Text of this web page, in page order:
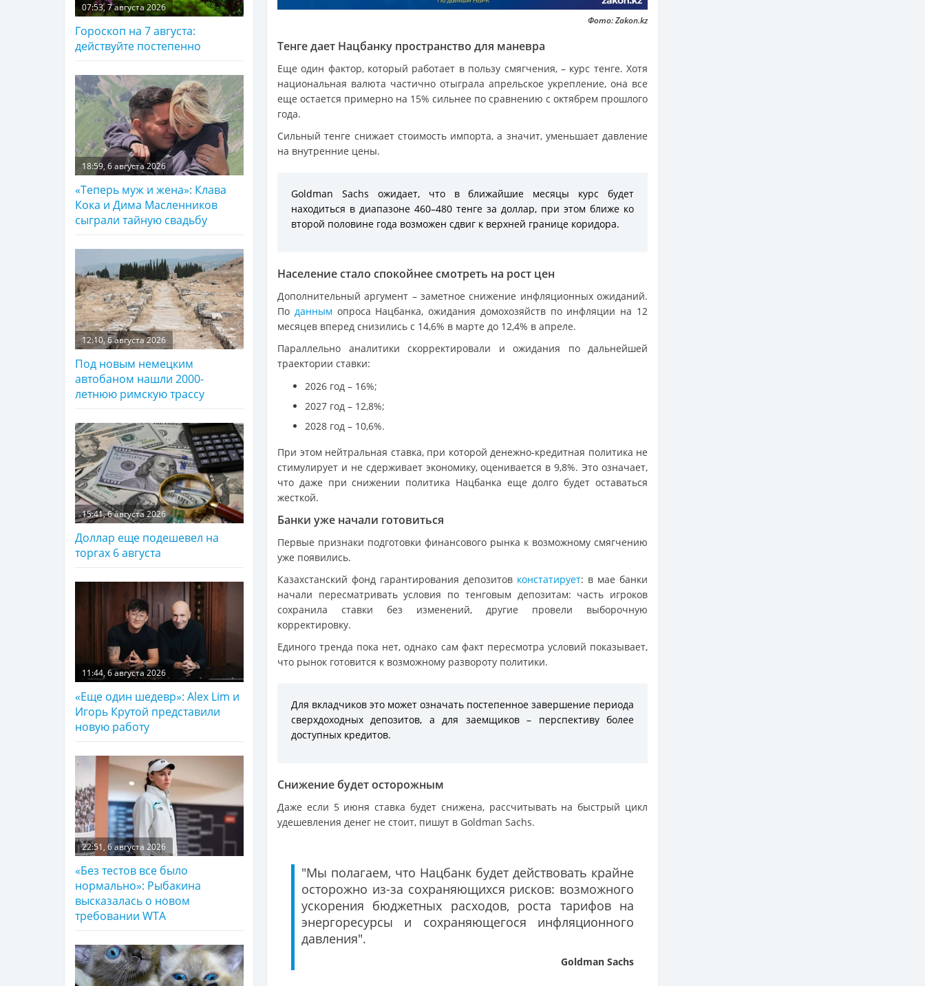
Фото: Zakon.kz
Тенге дает Нацбанку пространство для маневра
Еще один фактор, который работает в пользу смягчения, – курс тенге. Хотя
национальная валюта частично отыграла апрельское укрепление, она все
еще остается примерно на 15% сильнее по сравнению с октябрем прошлого
года.
Сильный тенге снижает стоимость импорта, а значит, уменьшает давление
на внутренние цены.
Goldman Sachs ожидает, что в ближайшие месяцы курс будет
находиться в диапазоне 460–480 тенге за доллар, при этом ближе ко
второй половине года возможен сдвиг к верхней границе коридора.
Население стало спокойнее смотреть на рост цен
Дополнительный аргумент – заметное снижение инфляционных ожиданий.
По данным опроса Нацбанка, ожидания домохозяйств по инфляции на 12
месяцев вперед снизились с 14,6% в марте до 12,4% в апреле.
Параллельно аналитики скорректировали и ожидания по дальнейшей
траектории ставки:
2026 год – 16%;
2027 год – 12,8%;
2028 год – 10,6%.
При этом нейтральная ставка, при которой денежно-кредитная политика не
стимулирует и не сдерживает экономику, оценивается в 9,8%. Это означает,
что даже при снижении политика Нацбанка еще долго будет оставаться
жесткой.
Банки уже начали готовиться
Первые признаки подготовки финансового рынка к возможному смягчению
уже появились.
Казахстанский фонд гарантирования депозитов констатирует: в мае банки
начали пересматривать условия по тенговым депозитам: часть игроков
сохранила ставки без изменений, другие провели выборочную
корректировку.
Единого тренда пока нет, однако сам факт пересмотра условий показывает,
что рынок готовится к возможному развороту политики.
Для вкладчиков это может означать постепенное завершение периода
сверхдоходных депозитов, а для заемщиков – перспективу более
доступных кредитов.
Снижение будет осторожным
Даже если 5 июня ставка будет снижена, рассчитывать на быстрый цикл
удешевления денег не стоит, пишут в Goldman Sachs.
"Мы полагаем, что Нацбанк будет действовать крайне
осторожно из-за сохраняющихся рисков: возможного
ускорения бюджетных расходов, роста тарифов на
энергоресурсы и сохраняющегося инфляционного
давления".
Goldman Sachs
07:53, 7 августа 2026
Гороскоп на 7 августа:
действуйте постепенно
18:59, 6 августа 2026
«Теперь муж и жена»: Клава
Кока и Дима Масленников
сыграли тайную свадьбу
12:10, 6 августа 2026
Под новым немецким
автобаном нашли 2000-
летнюю римскую трассу
15:41, 6 августа 2026
Доллар еще подешевел на
торгах 6 августа
11:44, 6 августа 2026
«Еще один шедевр»: Alex Lim и
Игорь Крутой представили
новую работу
22:51, 6 августа 2026
«Без тестов все было
нормально»: Рыбакина
высказалась о новом
требовании WTA